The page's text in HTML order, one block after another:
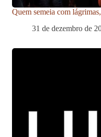
Quem semeia com
31 de dezembro de